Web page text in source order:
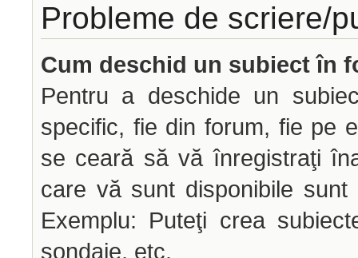
Probleme de scriere/
Cum deschid un subiect în
Pentru a deschide un
specific, fie din forum, fie pe
se ceară să vă înregistraţi
care vă sunt disponibile
Exemplu: Puteţi crea
sondaje, etc.